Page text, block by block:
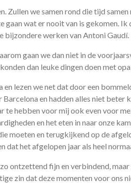
Zullen we samen rond die tijd
gaan wat er nooit van is gekomen.
bijzondere werken van Antoni Gaudí.
gaan we dan niet in de
dan leuke dingen doen met
lezen we net dat door een
en hadden alles niet beter
hebben voor mij ook even voor
en het eten in naar onze
moeten en terugkijkend op de
het afgelopen jaar als heel
ontzettend fijn en verbindend,
zin dat deze momenten voor ons